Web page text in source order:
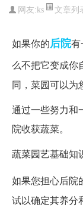
网友: ks 文章列
如果你的后院有
么不把它变成你
同，菜园可以为
通过一些努力和
院收获蔬菜。
蔬菜园艺基础知
如果您担心后院
试以确定其养分